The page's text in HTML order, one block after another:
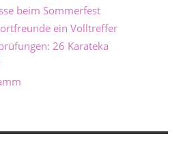
beim Sommerfest
ein Volltreffer
26 Karateka